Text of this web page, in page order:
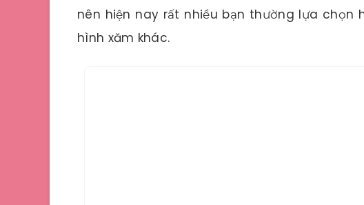
nên hiện nay rất nhiều bạn thường lựa
hình xăm khác.